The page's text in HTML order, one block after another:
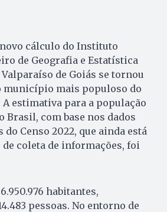
cálculo do Instituto
de Geografia e Estatística
Valparaíso de Goiás se tornou
município mais populoso do
A estimativa para a população
Brasil, com base nos dados
do Censo 2022, que ainda está
de coleta de informações, foi
habitantes,
pessoas. No entorno de